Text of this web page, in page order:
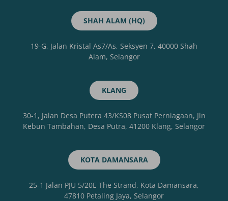
SHAH ALAM (HQ)
19-G, Jalan Kristal As7/As, Seksyen 7, 40000 Shah
Alam, Selangor
KLANG
30-1, Jalan Desa Putera 43/KS08 Pusat Perniagaan, Jln
Kebun Tambahan, Desa Putra, 41200 Klang, Selangor
KOTA DAMANSARA
25-1 Jalan PJU 5/20E The Strand, Kota Damansara,
47810 Petaling Jaya, Selangor